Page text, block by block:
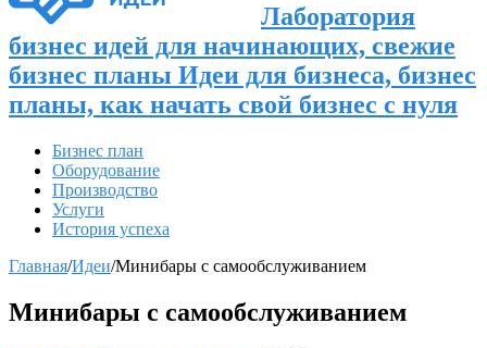
Лаборатория
бизнес идей для начинающих, свежие
бизнес планы Идеи для бизнеса, бизнес
планы, как начать свой бизнес с нуля
Бизнес план
Оборудование
Производство
Услуги
История успеха
Главная/Идеи/Минибары с самообслуживанием
Минибары с самообслуживанием